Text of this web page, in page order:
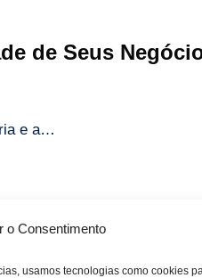
o Consentimento
usamos tecnologias como cookies
de Seus
e a…
Posted
Artigos Notícias